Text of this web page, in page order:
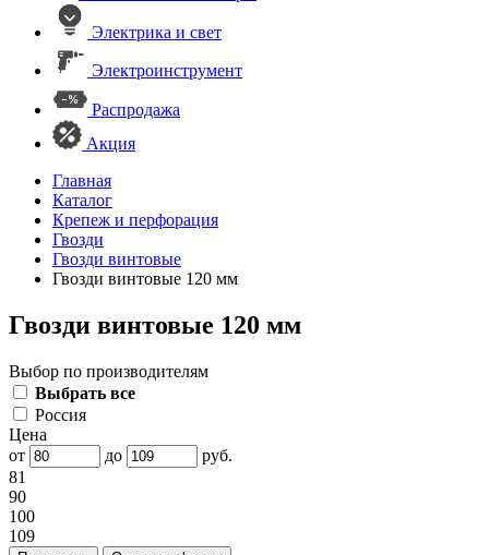
Электрика и свет
Электроинструмент
Распродажа
Акция
Главная
Каталог
Крепеж и перфорация
Гвозди
Гвозди винтовые
Гвозди винтовые 120 мм
Гвозди винтовые 120 мм
Выбор по производителям
Выбрать все
Россия
Цена
от
до
руб.
81
90
100
109